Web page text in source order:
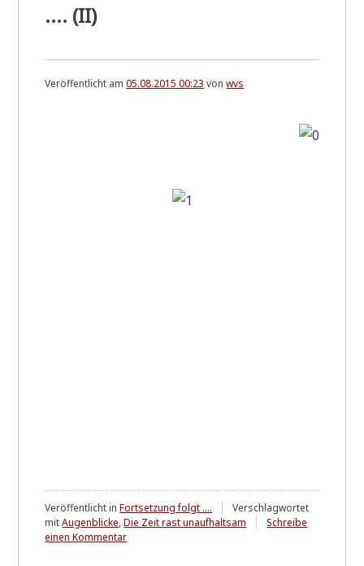
.... (II)
Veröffentlicht am05.08.2015 00:23 vonwvs
Veröffentlicht inFortsetzung folgt ....
Verschlagwortet
mitAugenblicke,Die Zeit rast unaufhaltsam
Schreibe
einen Kommentarzu